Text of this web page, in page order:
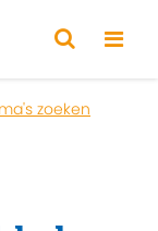
zoeken